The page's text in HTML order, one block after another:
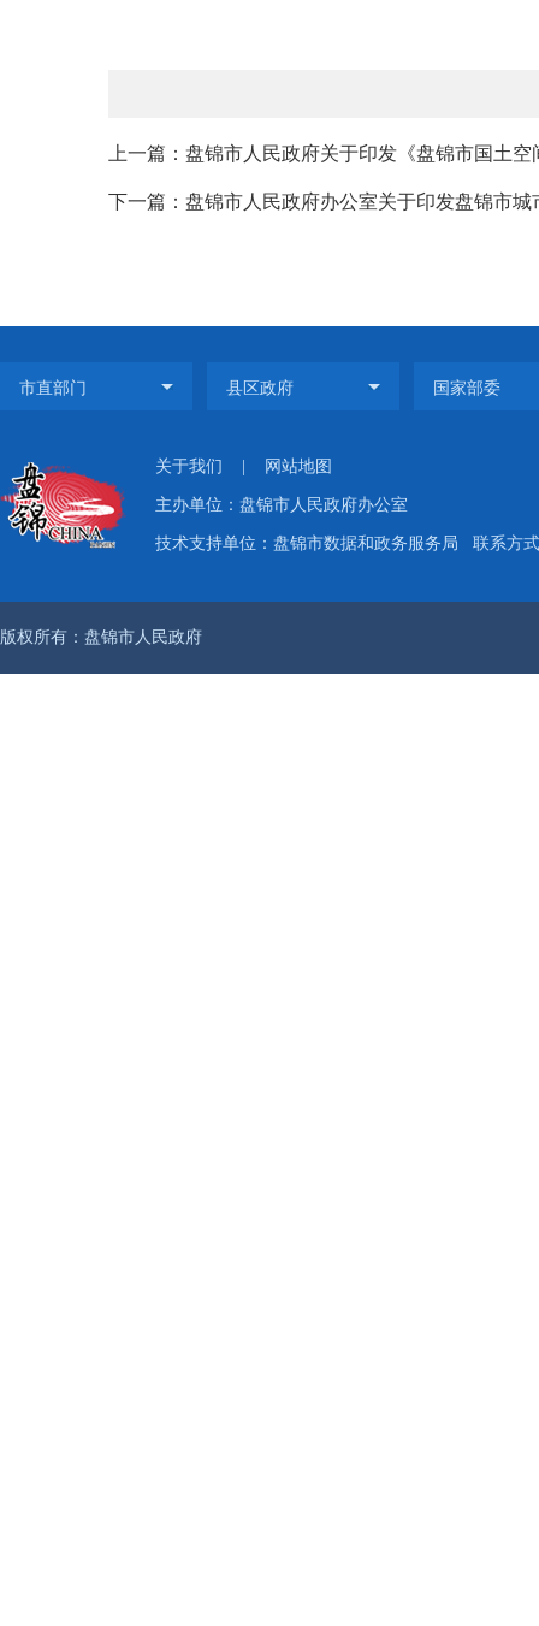
上一篇：盘锦市人民政府关于印发《盘锦市国土
下一篇：盘锦市人民政府办公室关于印发盘锦市
关于我们 网站地图
主办单位：盘锦市人民政府办公室
技术支持单位：盘锦市数据和政务服务局 联系方
版权所有：盘锦市人民政府